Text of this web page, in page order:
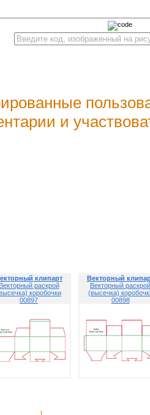
и
клипарт
Векторный раскрой
коробочки
00897
Векторный
Векторный раскрой
(высечка)
00898